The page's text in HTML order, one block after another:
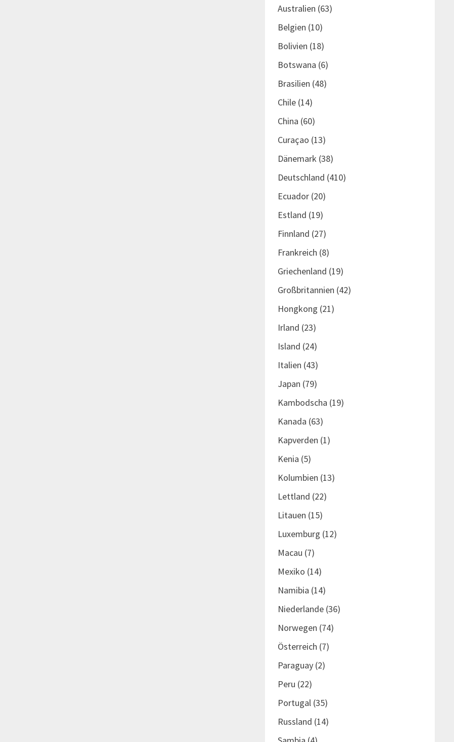
Australien (63)
Belgien (10)
Bolivien (18)
Botswana (6)
Brasilien (48)
Chile(14)
China (60)
Curaçao (13)
Dänemark (38)
Deutschland (410)
Ecuador(20)
Estland (19)
Finnland (27)
Frankreich (8)
Griechenland (19)
Großbritannien (42)
Hongkong (21)
Irland (23)
Island (24)
Italien (43)
Japan (79)
Kambodscha (19)
Kanada (63)
Kapverden (1)
Kenia (5)
Kolumbien (13)
Lettland (22)
Litauen (15)
Luxemburg (12)
Macau (7)
Mexiko (14)
Namibia (14)
Niederlande(36)
Norwegen (74)
Österreich (7)
Paraguay(2)
Peru (22)
Portugal(35)
Russland (14)